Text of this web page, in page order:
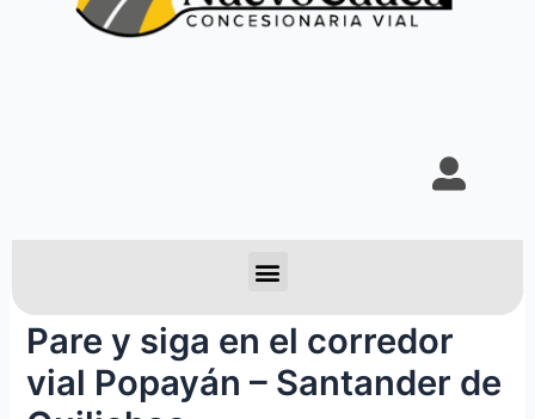
Pare y siga en el corredor
vial Popayán – Santander de